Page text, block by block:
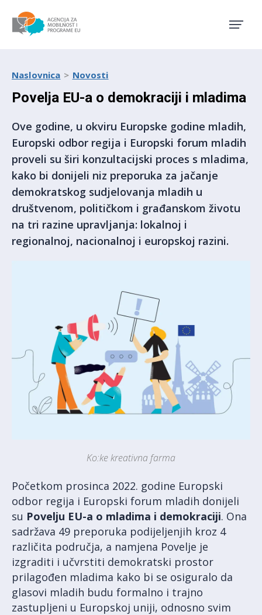
Naslovnica Novosti
Povelja EU-a o demokraciji i mladima
Ove godine, u okviru Europske godine mladih,
Europski odbor regija i Europski forum mladih
proveli su širi konzultacijski proces s mladima,
kako bi donijeli niz preporuka za jačanje
demokratskog sudjelovanja mladih u
društvenom, političkom i građanskom životu
na tri razine upravljanja: lokalnoj i
regionalnoj, nacionalnoj i europskoj razini.
Ko:ke kreativna farma
Početkom prosinca 2022. godine Europski
odbor regija i Europski forum mladih donijeli
su Povelju EU-a o mladima i demokraciji. Ona
sadržava 49 preporuka podijeljenjih kroz 4
različita područja, a namjena Povelje je
izgraditi i učvrstiti demokratski prostor
prilagođen mladima kako bi se osiguralo da
glasovi mladih budu formalno i trajno
zastupljeni u Europskoj uniji, odnosno svim